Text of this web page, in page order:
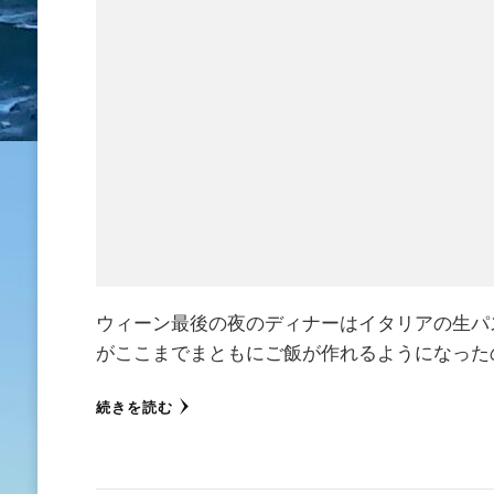
ウィーン最後の夜のディナーはイタリアの生
がここまでまともにご飯が作れるようになっ
続きを読む